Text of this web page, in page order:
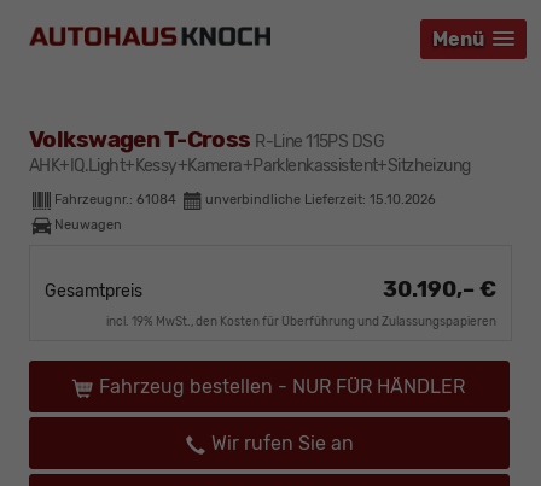
Menü
Menü
Menü
Volkswagen T-Cross R-Line 115PS DSG
AHK+IQ.Light+Kessy+Kamera+Parklenkassistent+Sitzheizung
Fahrzeugnr.: 61084 unverbindliche Lieferzeit: 15.10.2026
Neuwagen
Gesamtpreis 30.190,– €
incl. 19% MwSt., den Kosten für Überführung und Zulassungspapieren
Fahrzeug bestellen - NUR FÜR HÄNDLER
Wir rufen Sie an